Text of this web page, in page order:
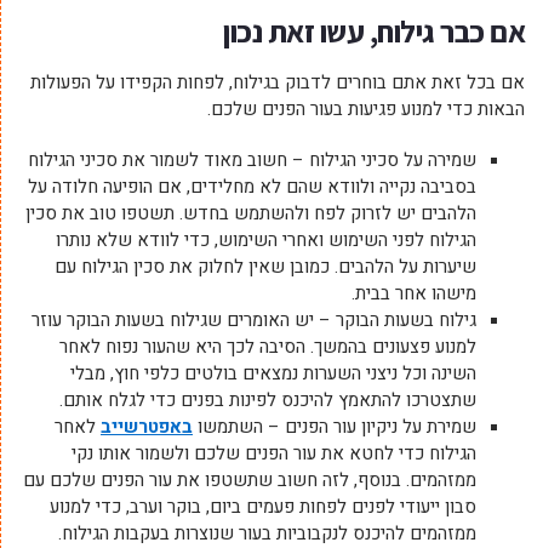
אם כבר גילוח, עשו זאת נכון
אם בכל זאת אתם בוחרים לדבוק בגילוח, לפחות הקפידו על הפעולות
הבאות כדי למנוע פגיעות בעור הפנים שלכם.
שמירה על סכיני הגילוח – חשוב מאוד לשמור את סכיני הגילוח
בסביבה נקייה ולוודא שהם לא מחלידים, אם הופיעה חלודה על
הלהבים יש לזרוק לפח ולהשתמש בחדש. תשטפו טוב את סכין
הגילוח לפני השימוש ואחרי השימוש, כדי לוודא שלא נותרו
שיערות על הלהבים. כמובן שאין לחלוק את סכין הגילוח עם
מישהו אחר בבית.
גילוח בשעות הבוקר – יש האומרים שגילוח בשעות הבוקר עוזר
למנוע פצעונים בהמשך. הסיבה לכך היא שהעור נפוח לאחר
השינה וכל ניצני השערות נמצאים בולטים כלפי חוץ, מבלי
שתצטרכו להתאמץ להיכנס לפינות בפנים כדי לגלח אותם.
שמירת על ניקיון עור הפנים – השתמשובאפטרשייבלאחר
הגילוח כדי לחטא את עור הפנים שלכם ולשמור אותו נקי
ממזהמים. בנוסף, לזה חשוב שתשטפו את עור הפנים שלכם עם
סבון ייעודי לפנים לפחות פעמים ביום, בוקר וערב, כדי למנוע
ממזהמים להיכנס לנקבוביות בעור שנוצרות בעקבות הגילוח.